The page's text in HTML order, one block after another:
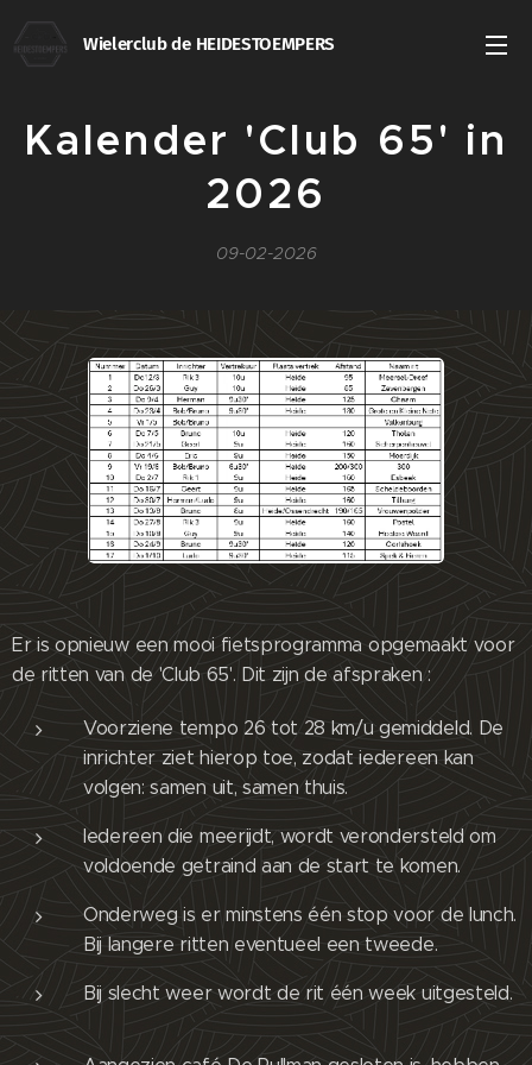
Wielerclub de HEIDESTOEMPERS
Kalender 'Club 65' in
2026
09-02-2026
Er is opnieuw een mooi fietsprogramma opgemaakt voor
de ritten van de 'Club 65'. Dit zijn de afspraken :
Voorziene tempo 26 tot 28 km/u gemiddeld. De
inrichter ziet hierop toe, zodat iedereen kan
volgen: samen uit, samen thuis.
Iedereen die meerijdt, wordt verondersteld om
voldoende getraind aan de start te komen.
Onderweg is er minstens één stop voor de lunch.
Bij langere ritten eventueel een tweede.
Bij slecht weer wordt de rit één week uitgesteld.